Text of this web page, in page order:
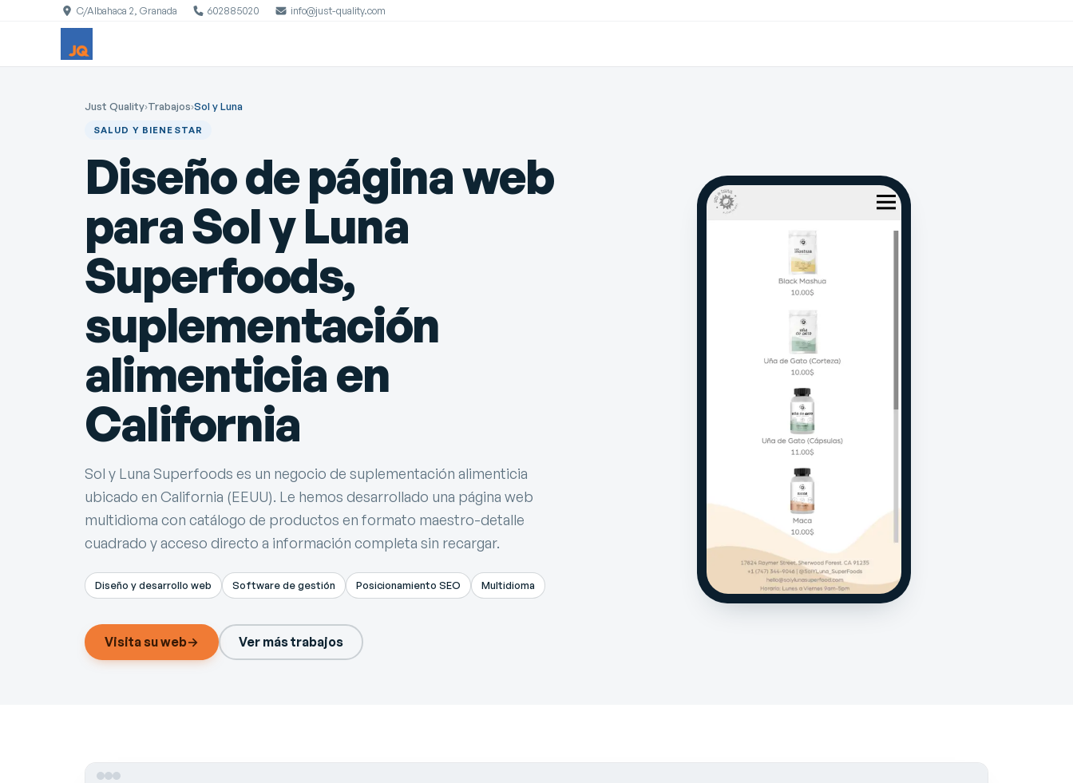
C/Albahaca 2, Granada 602885020 info@just-quality.com
Just Quality›Trabajos›Sol y Luna
SALUD Y BIENESTAR
Diseño de página web
para Sol y Luna
Superfoods,
suplementación
alimenticia en
California
Sol y Luna Superfoods es un negocio de suplementación alimenticia
ubicado en California (EEUU). Le hemos desarrollado una página web
multidioma con catálogo de productos en formato maestro-detalle
cuadrado y acceso directo a información completa sin recargar.
Diseño y desarrollo web Software de gestión Posicionamiento SEO Multidioma
Visita su web→ Ver más trabajos